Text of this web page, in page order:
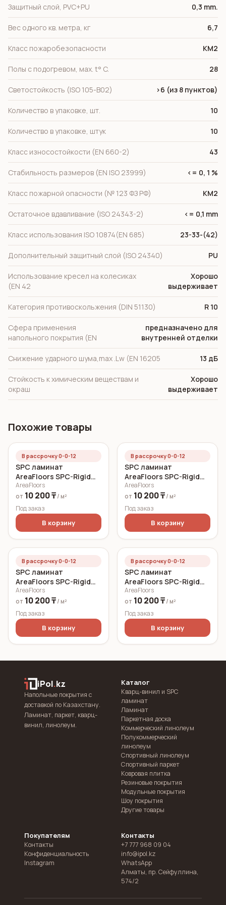
Защитный слой, PVC+PU 0,3 mm.
Вес одного кв. метра, кг 6,7
Класс пожаробезопасности КМ2
Полы с подогревом, мах. t° C. 28
Светостойкость (ISO 105-B02) >6 (из 8 пунктов)
Количество в упаковке, шт. 10
Количество в упаковке, штук 10
Класс износостойкости (EN 660-2) 43
Стабильность размеров (EN ISO 23999) <= 0, 1 %
Класс пожарной опасности (№ 123 ФЗ РФ) КМ2
Остаточное вдавливание (ISO 24343-2) <= 0,1 mm
Класс использования ISO 10874(EN 685) 23-33-(42)
Дополнительный защитный слой (ISO 24340) PU
Использование кресел на колесиках
(EN 42
Хорошо
выдерживает
Категория противоскольжения (DIN 51130) R 10
Сфера применения
напольного покрытия (EN
предназначено для
внутренней отделки
Снижение ударного шума,max .Lw (EN 16205 13 дБ
Стойкость к химическим веществам и
окраш
Хорошо
выдерживает
Похожие товары
В рассрочку 0-0-12
SPC ламинат
AreaFloors SPC-Rigid
Click Дуб морской
750x150 6 мм
AreaFloors
от 10 200 ₸ / м²
Под заказ
В корзину
В рассрочку 0-0-12
SPC ламинат
AreaFloors SPC-Rigid
Click Осенний дуб
750x150 5 мм
AreaFloors
от 10 200 ₸ / м²
Под заказ
В корзину
В рассрочку 0-0-12
SPC ламинат
AreaFloors SPC-Rigid
Click Летний дуб
750x150 5 мм
AreaFloors
от 10 200 ₸ / м²
Под заказ
В корзину
В рассрочку 0-0-12
SPC ламинат
AreaFloors SPC-Rigid
Click Весенний дуб
750x150 5 мм
AreaFloors
от 10 200 ₸ / м²
Под заказ
В корзину
iPol.kz
Напольные покрытия с
доставкой по Казахстану.
Ламинат, паркет, кварц-
винил, линолеум.
Каталог
Кварц-винил и SPC
ламинат
Ламинат
Паркетная доска
Коммерческий линолеум
Полукоммерческий
линолеум
Спортивный линолеум
Спортивный паркет
Ковровая плитка
Резиновые покрытия
Модульные покрытия
Шоу покрытия
Другие товары
Покупателям
Контакты
Конфиденциальность
Instagram
Контакты
+7 777 968 09 04
info@ipol.kz
WhatsApp
Алматы, пр. Сейфуллина,
574/2